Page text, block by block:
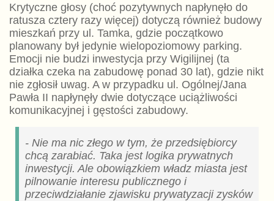
Krytyczne głosy (choć pozytywnych napłynęło do
ratusza cztery razy więcej) dotyczą również budowy
mieszkań przy ul. Tamka, gdzie początkowo
planowany był jedynie wielopoziomowy parking.
Emocji nie budzi inwestycja przy Wigilijnej (ta
działka czeka na zabudowę ponad 30 lat), gdzie nikt
nie zgłosił uwag. A w przypadku ul. Ogólnej/Jana
Pawła II napłynęły dwie dotyczące uciążliwości
komunikacyjnej i gęstości zabudowy.
- Nie ma nic złego w tym, że przedsiębiorcy
chcą zarabiać. Taka jest logika prywatnych
inwestycji. Ale obowiązkiem władz miasta jest
pilnowanie interesu publicznego i
przeciwdziałanie zjawisku prywatyzacji zysków